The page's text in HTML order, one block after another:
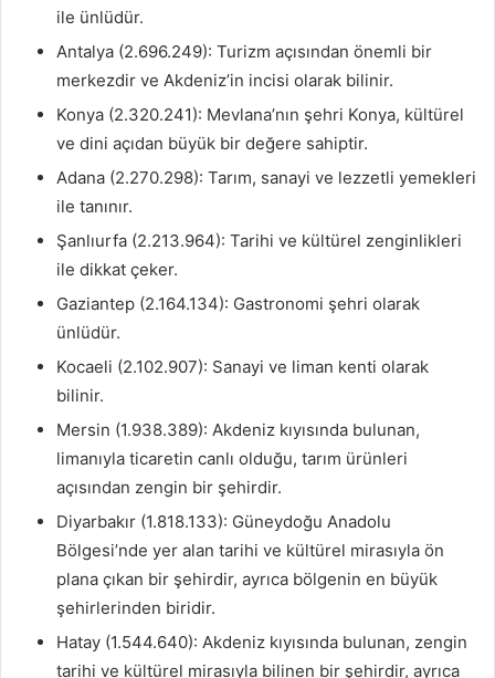
ile ünlüdür.
Antalya (2.696.249): Turizm açısından önemli bir
merkezdir ve Akdeniz’in incisi olarak bilinir.
Konya (2.320.241): Mevlana’nın şehri Konya, kültürel
ve dini açıdan büyük bir değere sahiptir.
Adana (2.270.298): Tarım, sanayi ve lezzetli yemekleri
ile tanınır.
Şanlıurfa (2.213.964): Tarihi ve kültürel zenginlikleri
ile dikkat çeker.
Gaziantep (2.164.134): Gastronomi şehri olarak
ünlüdür.
Kocaeli (2.102.907): Sanayi ve liman kenti olarak
bilinir.
Mersin (1.938.389): Akdeniz kıyısında bulunan,
limanıyla ticaretin canlı olduğu, tarım ürünleri
açısından zengin bir şehirdir.
Diyarbakır (1.818.133): Güneydoğu Anadolu
Bölgesi’nde yer alan tarihi ve kültürel mirasıyla ön
plana çıkan bir şehirdir, ayrıca bölgenin en büyük
şehirlerinden biridir.
Hatay (1.544.640): Akdeniz kıyısında bulunan, zengin
tarihi ve kültürel mirasıyla bilinen bir şehirdir, ayrıca